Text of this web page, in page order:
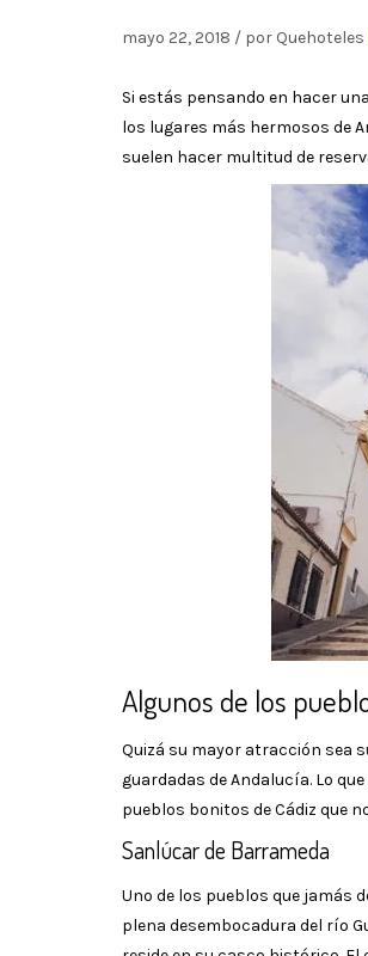
mayo 22, 2018 / por Quehoteles
Si estás pensando en hacer
los lugares más hermosos de
suelen hacer multitud de
Algunos de los
Quizá su mayor atracción sea
guardadas de Andalucía. Lo
pueblos bonitos de Cádiz que
Sanlúcar de Barrameda
Uno de los pueblos que jamás
plena desembocadura del río